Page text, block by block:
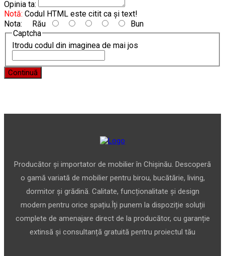
Opinia ta:
Notă: Codul HTML este citit ca şi text!
Nota: Rău
Bun
Captcha
Itrodu codul din imaginea de mai jos
Continuă
Producător și importator de mobilier în Chișinău. Descoperă
o gamă variată de mobilier pentru birou, bucătărie, living,
dormitor și grădină. Calitate, funcționalitate și design
modern pentru orice spațiu.Îți punem la dispoziție soluții
complete de amenajare direct de la producător, cu garanție
extinsă și consultanță gratuită pentru proiectul tău